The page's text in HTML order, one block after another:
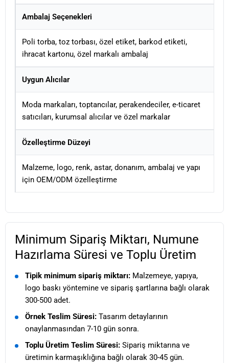
Ambalaj Seçenekleri
Poli torba, toz torbası, özel etiket, barkod etiketi,
ihracat kartonu, özel markalı ambalaj
Uygun Alıcılar
Moda markaları, toptancılar, perakendeciler, e-ticaret
satıcıları, kurumsal alıcılar ve özel markalar
Özelleştirme Düzeyi
Malzeme, logo, renk, astar, donanım, ambalaj ve yapı
için OEM/ODM özelleştirme
Minimum Sipariş Miktarı, Numune
Hazırlama Süresi ve Toplu Üretim
Tipik minimum sipariş miktarı: Malzemeye, yapıya,
logo baskı yöntemine ve sipariş şartlarına bağlı olarak
300-500 adet.
Örnek Teslim Süresi: Tasarım detaylarının
onaylanmasından 7-10 gün sonra.
Toplu Üretim Teslim Süresi: Sipariş miktarına ve
üretimin karmaşıklığına bağlı olarak 30-45 gün.